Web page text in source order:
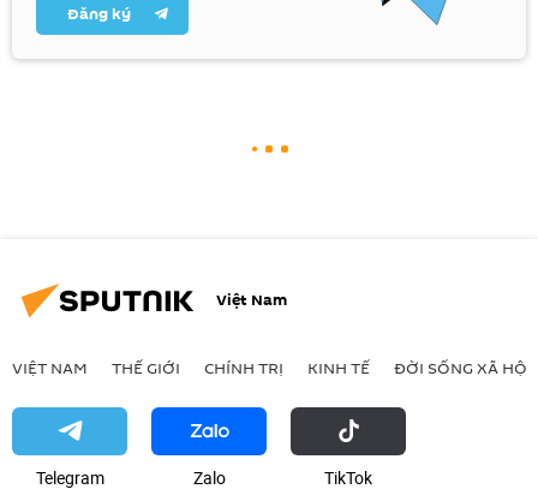
Đăng ký
Việt Nam
VIỆT NAM THẾ GIỚI CHÍNH TRỊ KINH TẾ ĐỜI SỐNG XÃ HỘI
Telegram Zalo ТikТоk